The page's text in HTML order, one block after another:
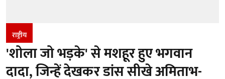
राष्ट्रीय
'शोला जो भड़के' से मशहूर हुए भगवान
दादा, जिन्हें देखकर डांस सीखे अमिताभ-